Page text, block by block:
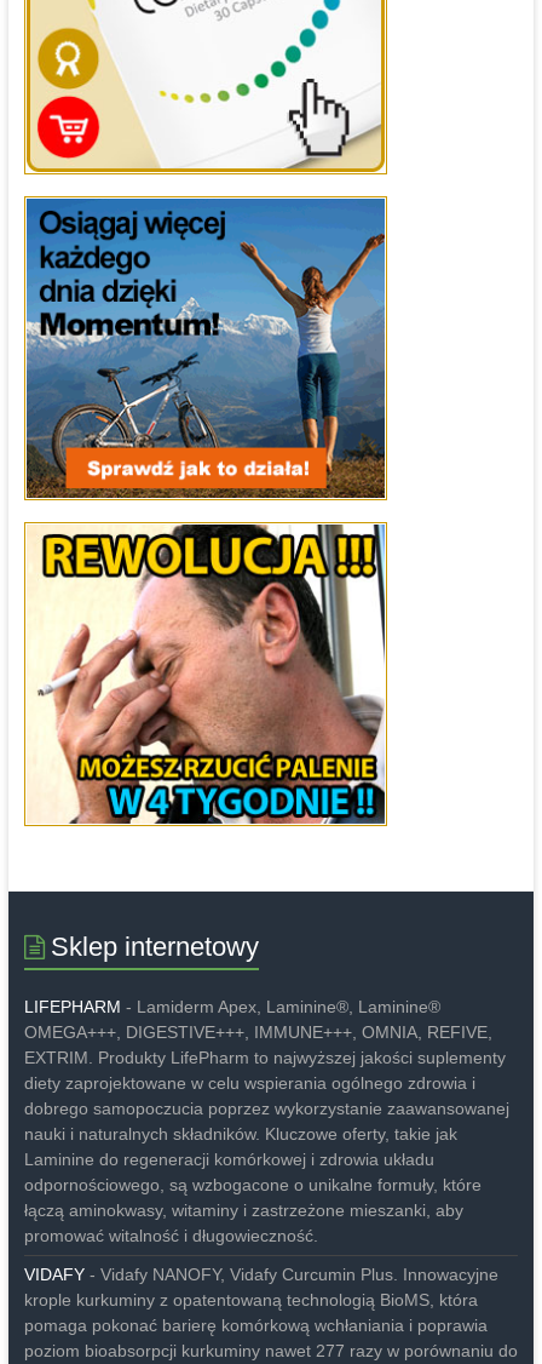
Sklep internetowy
LIFEPHARM - Lamiderm Apex, Laminine®, Laminine®
OMEGA+++, DIGESTIVE+++, IMMUNE+++, OMNIA, REFIVE,
EXTRIM. Produkty LifePharm to najwyższej jakości suplementy
diety zaprojektowane w celu wspierania ogólnego zdrowia i
dobrego samopoczucia poprzez wykorzystanie zaawansowanej
nauki i naturalnych składników. Kluczowe oferty, takie jak
Laminine do regeneracji komórkowej i zdrowia układu
odpornościowego, są wzbogacone o unikalne formuły, które
łączą aminokwasy, witaminy i zastrzeżone mieszanki, aby
promować witalność i długowieczność.
VIDAFY- Vidafy NANOFY, Vidafy Curcumin Plus. Innowacyjne
krople kurkuminy z opatentowaną technologią BioMS, która
pomaga pokonać barierę komórkową wchłaniania i poprawia
poziom bioabsorpcji kurkuminy nawet 277 razy w porównaniu do